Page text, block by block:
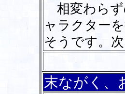
相変わらず
ャラクター
そうです。
末ながく、